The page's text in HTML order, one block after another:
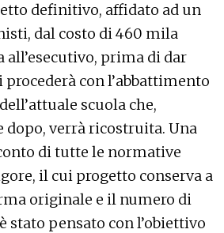
definitivo, affidato ad un
dal costo di 460 mila
all’esecutivo, prima di dar
procederà con l’abbattimento
scuola che,
verrà ricostruita. Una
di tutte le normative
il cui progetto conserva a
originale e il numero di
stato pensato con l’obiettivo